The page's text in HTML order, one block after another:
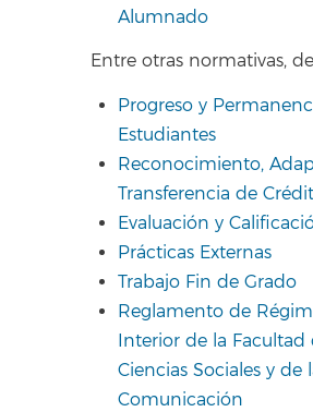
Alumnado
Entre otras normativas,
Progreso y
Estudiantes
Reconocimiento,
Transferencia de
Evaluación y
Prácticas Externas
Trabajo Fin de Grado
Reglamento de
Interior de la Facultad
Ciencias Sociales y de
Comunicación